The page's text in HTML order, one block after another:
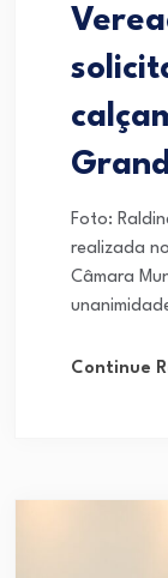
Foto:
realizada
Câmara
Continue